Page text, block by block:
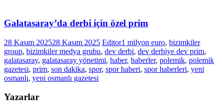
Galatasaray’da derbi için özel prim
28 Kasım 202528 Kasım 2025 Editor1 milyon euro, bizimkiler
group, bizimkiler medya grubu, dev derbi, dev derbiye dev prim,
galatasaray, galatasaray yönetimi, haber, haberler, polemik, polemik
gazetesi, prim, son dakika, spor, spor haberi, spor haberleri, yeni
osmanlı, yeni osmanlı gazetesi
Yazarlar